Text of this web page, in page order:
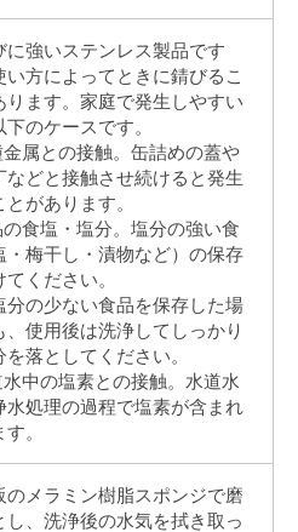
強いステンレス製品です
い方によってときに錆びるこ
ります。家庭で発生しやすい
下のケースです。
金属との接触。缶詰めの蓋や
などと接触させ続けると発生
とがあります。
の食塩・塩分。塩分の強い食
・梅干し・漬物など）の保存
てください。
分の少ない食品を保存した場
、使用後は洗浄してしっかり
を落としてください。
水中の塩素との接触。水道水
水処理の過程で塩素が含まれ
。
メラミン樹脂スポンジで磨
し、洗浄後の水気を拭き取っ